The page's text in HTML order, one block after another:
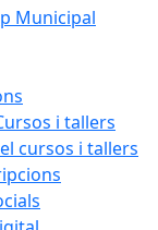
Municipal
i tallers
cursos i tallers